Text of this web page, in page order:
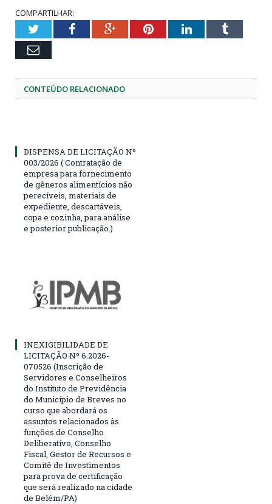
COMPARTILHAR:
TwitterFacebookGoogle+PinterestLinkedInTumblr
Email
CONTEÚDO RELACIONADO
DISPENSA DE LICITAÇÃO Nº
003/2026 ( Contratação de
empresa para fornecimento
de gêneros alimentícios não
perecíveis, materiais de
expediente, descartáveis,
copa e cozinha, para análise
e posterior publicação.)
INEXIGIBILIDADE DE
LICITAÇÃO Nº 6.2026-
070526 (Inscrição de
Servidores e Conselheiros
do Instituto de Previdência
do Município de Breves no
curso que abordará os
assuntos relacionados às
funções de Conselho
Deliberativo, Conselho
Fiscal, Gestor de Recursos e
Comitê de Investimentos
para prova de certificação
que será realizado na cidade
de Belém/PA)